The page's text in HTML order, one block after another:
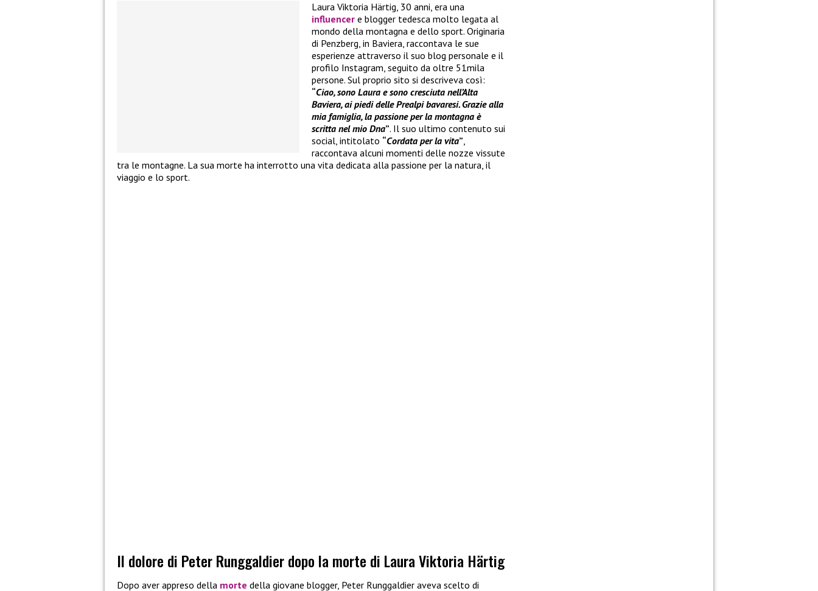
Laura Viktoria Härtig, 30 anni, era una
influencer e blogger tedesca molto legata al
mondo della montagna e dello sport. Originaria
di Penzberg, in Baviera, raccontava le sue
esperienze attraverso il suo blog personale e il
profilo Instagram, seguito da oltre 51mila
persone. Sul proprio sito si descriveva così:
“Ciao, sono Laura e sono cresciuta nell’Alta
Baviera, ai piedi delle Prealpi bavaresi. Grazie alla
mia famiglia, la passione per la montagna è
scritta nel mio Dna”. Il suo ultimo contenuto sui
social, intitolato “Cordata per la vita”,
raccontava alcuni momenti delle nozze vissute
tra le montagne. La sua morte ha interrotto una vita dedicata alla passione per la natura, il
viaggio e lo sport.
Il dolore di Peter Runggaldier dopo la morte di Laura Viktoria Härtig
Dopo aver appreso della morte della giovane blogger, Peter Runggaldier aveva scelto di